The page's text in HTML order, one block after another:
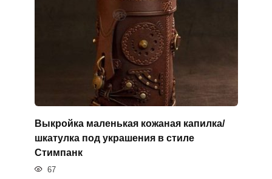
Выкройка маленькая кожаная капилка/
шкатулка под украшения в стиле
Стимпанк
67